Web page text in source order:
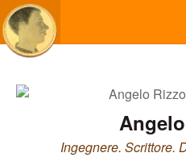
Ingegnere. Scrittore.